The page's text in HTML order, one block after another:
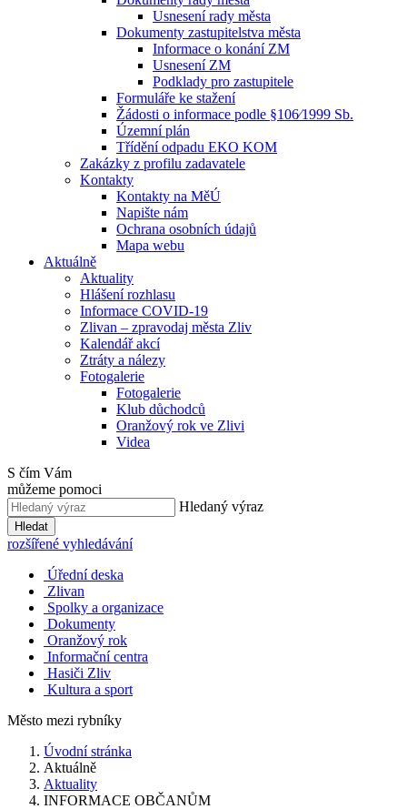
Usnesení rady města
Dokumenty zastupitelstva města
Informace o konání ZM
Usnesení ZM
Podklady pro zastupitele
Formuláře ke stažení
Žádosti o informace podle §106⁄1999 Sb.
Územní plán
Třídění odpadu EKO KOM
Zakázky z profilu zadavatele
Kontakty
Kontakty na MěÚ
Napište nám
Ochrana osobních údajů
Mapa webu
Aktuálně
Aktuality
Hlášení rozhlasu
Informace COVID-19
Zlivan – zpravodaj města Zliv
Kalendář akcí
Ztráty a nálezy
Fotogalerie
Fotogalerie
Klub důchodců
Oranžový rok ve Zlivi
Videa
S čím Vám
můžeme pomoci
Hledaný výraz
Hledat
rozšířené vyhledávání
Úřední deska
Zlivan
Spolky a organizace
Dokumenty
Oranžový rok
Informační centra
Hasiči Zliv
Kultura a sport
Město mezi rybníky
Úvodní stránka
Aktuálně
Aktuality
INFORMACE OBČANŮM